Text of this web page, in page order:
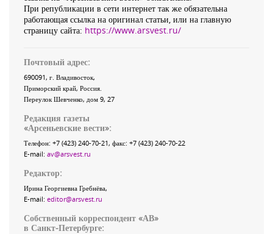
При републикации в сети интернет так же обязательна
работающая ссылка на оригинал статьи, или на главную
страницу сайта: https://www.arsvest.ru/
Почтовый адрес:
690091, г. Владивосток,
Приморский край, Россия
Переулок Шевченко, дом 9, 27
Редакция газеты
«Арсеньевские вести»:
Телефон: +7 (423) 240-70-21, факс: +7 (423) 240-70-22
E-mail: av@arsvest.ru
Редактор:
Ирина Георгиевна Гребнёва,
E-mail: editor@arsvest.ru
Собственный корреспондент «АВ»
в Санкт-Петербурге: